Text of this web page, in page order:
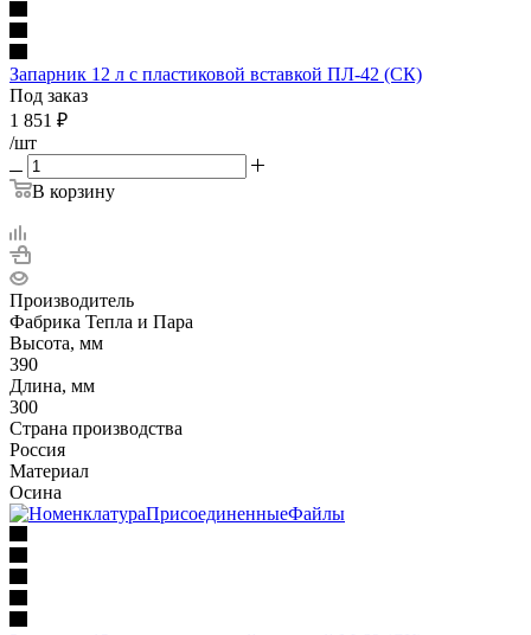
Запарник 12 л с пластиковой вставкой ПЛ-42 (СК)
Под заказ
1 851 ₽
/шт
В корзину
Производитель
Фабрика Тепла и Пара
Высота, мм
390
Длина, мм
300
Страна производства
Россия
Материал
Осина